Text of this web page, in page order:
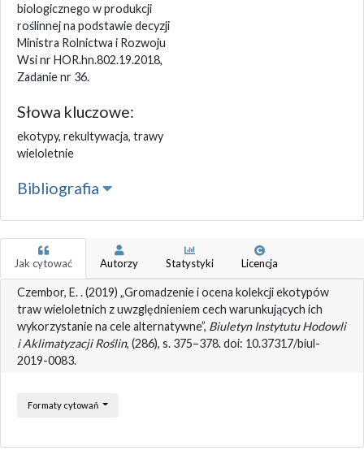
biologicznego w produkcji
roślinnej na podstawie decyzji
Ministra Rolnictwa i Rozwoju
Wsi nr HOR.hn.802.19.2018,
Zadanie nr 36.
Słowa kluczowe:
ekotypy, rekultywacja, trawy
wieloletnie
Bibliografia
Jak cytować Autorzy Statystyki Licencja
Czembor, E. . (2019) „Gromadzenie i ocena kolekcji ekotypów
traw wieloletnich z uwzględnieniem cech warunkujących ich
wykorzystanie na cele alternatywne”, Biuletyn Instytutu Hodowli
i Aklimatyzacji Roślin, (286), s. 375–378. doi: 10.37317/biul-
2019-0083.
Formaty cytowań